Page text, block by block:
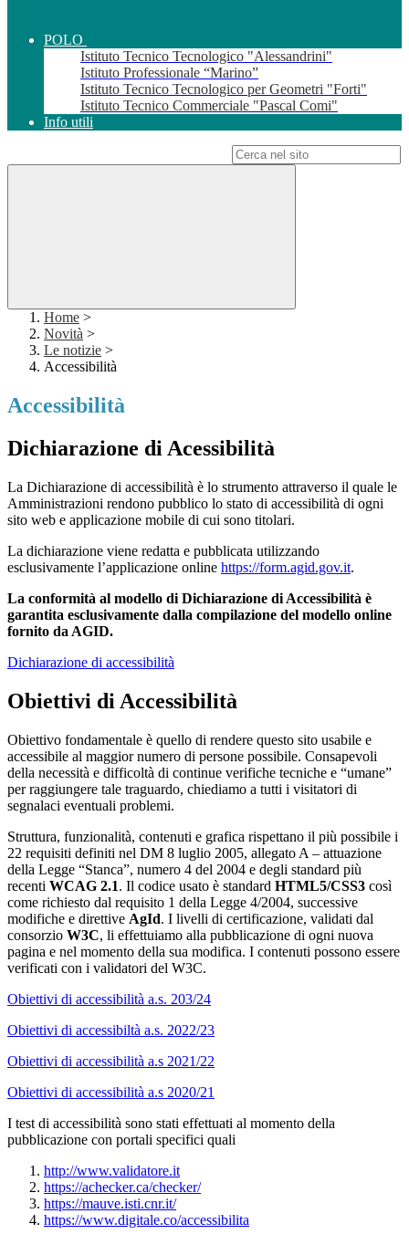
POLO
Istituto Tecnico Tecnologico "Alessandrini"
Istituto Professionale “Marino”
Istituto Tecnico Tecnologico per Geometri "Forti"
Istituto Tecnico Commerciale "Pascal Comi"
Info utili
Home >
Novità >
Le notizie >
Accessibilità
Accessibilità
Dichiarazione di Acessibilità
La Dichiarazione di accessibilità è lo strumento attraverso il quale le
Amministrazioni rendono pubblico lo stato di accessibilità di ogni
sito web e applicazione mobile di cui sono titolari.
La dichiarazione viene redatta e pubblicata utilizzando
esclusivamente l’applicazione online https://form.agid.gov.it.
La conformità al modello di Dichiarazione di Accessibilità è
garantita esclusivamente dalla compilazione del modello online
fornito da AGID.
Dichiarazione di accessibilità
Obiettivi di Accessibilità
Obiettivo fondamentale è quello di rendere questo sito usabile e
accessibile al maggior numero di persone possibile. Consapevoli
della necessità e difficoltà di continue verifiche tecniche e “umane”
per raggiungere tale traguardo, chiediamo a tutti i visitatori di
segnalaci eventuali problemi.
Struttura, funzionalità, contenuti e grafica rispettano il più possibile i
22 requisiti definiti nel DM 8 luglio 2005, allegato A – attuazione
della Legge “Stanca”, numero 4 del 2004 e degli standard più
recenti WCAG 2.1. Il codice usato è standard HTML5/CSS3 così
come richiesto dal requisito 1 della Legge 4/2004, successive
modifiche e direttive AgId. I livelli di certificazione, validati dal
consorzio W3C, li effettuiamo alla pubblicazione di ogni nuova
pagina e nel momento della sua modifica. I contenuti possono essere
verificati con i validatori del W3C.
Obiettivi di accessibilità a.s. 203/24
Obiettivi di accessibiltà a.s. 2022/23
Obiettivi di accessibilità a.s 2021/22
Obiettivi di accessibilità a.s 2020/21
I test di accessibilità sono stati effettuati al momento della
pubblicazione con portali specifici quali
http://www.validatore.it
https://achecker.ca/checker/
https://mauve.isti.cnr.it/
https://www.digitale.co/accessibilita